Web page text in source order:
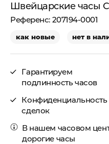
Швейцарские часы
207194-0001
как новые нет в
Гарантируем
подлинность часов
Конфиденциальность
сделок
В нашем часовом
дорогие часы